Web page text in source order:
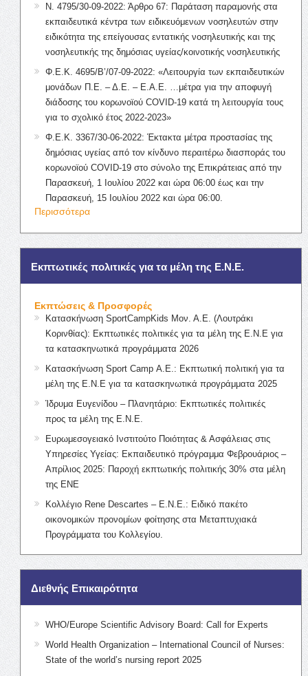
Ν. 4795/30-09-2022: Άρθρο 67: Παράταση παραμονής στα
εκπαιδευτικά κέντρα των ειδικευόμενων νοσηλευτών στην
ειδικότητα της επείγουσας εντατικής νοσηλευτικής και της
νοσηλευτικής της δημόσιας υγείας/κοινοτικής νοσηλευτικής
Φ.Ε.Κ. 4695/Β’/07-09-2022: «Λειτουργία των εκπαιδευτικών
μονάδων Π.Ε. – Δ.Ε. – Ε.Α.Ε. …μέτρα για την αποφυγή
διάδοσης του κορωνοϊού COVID-19 κατά τη λειτουργία τους
για το σχολικό έτος 2022-2023»
Φ.Ε.Κ. 3367/30-06-2022: Έκτακτα μέτρα προστασίας της
δημόσιας υγείας από τον κίνδυνο περαιτέρω διασποράς του
κορωνοϊού COVID-19 στο σύνολο της Επικράτειας από την
Παρασκευή, 1 Ιουλίου 2022 και ώρα 06:00 έως και την
Παρασκευή, 15 Ιουλίου 2022 και ώρα 06:00.
Περισσότερα
Εκπτωτικές πολιτικές για τα μέλη της Ε.Ν.Ε.
Εκπτώσεις & Προσφορές
Κατασκήνωση SportCampKids Μον. Α.Ε. (Λουτράκι
Κορινθίας): Εκπτωτικές πολιτικές για τα μέλη της Ε.Ν.Ε για
τα κατασκηνωτικά προγράμματα 2026
Κατασκήνωση Sport Camp Α.Ε.: Εκπτωτική πολιτική για τα
μέλη της Ε.Ν.Ε για τα κατασκηνωτικά προγράμματα 2025
Ίδρυμα Ευγενίδου – Πλανητάριο: Εκπτωτικές πολιτικές
προς τα μέλη της Ε.Ν.Ε.
Ευρωμεσογειακό Ινστιτούτο Ποιότητας & Ασφάλειας στις
Υπηρεσίες Υγείας: Εκπαιδευτικό πρόγραμμα Φεβρουάριος –
Απρίλιος 2025: Παροχή εκπτωτικής πολιτικής 30% στα μέλη
της ΕΝΕ
Κολλέγιο Rene Descartes – Ε.Ν.Ε.: Ειδικό πακέτο
οικονομικών προνομίων φοίτησης στα Μεταπτυχιακά
Προγράμματα του Κολλεγίου.
Διεθνής Επικαιρότητα
WHO/Europe Scientific Advisory Board: Call for Experts
World Health Organization – International Council of Nurses:
State of the world’s nursing report 2025